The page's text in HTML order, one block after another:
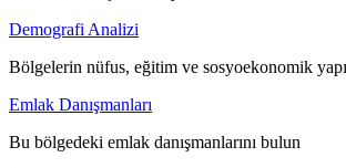
Demografi Analizi
Bölgelerin nüfus, eğitim ve sosyoekonomik
Emlak Danışmanları
Bu bölgedeki emlak danışmanlarını bulun